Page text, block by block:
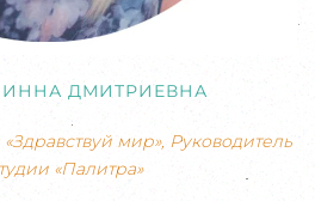
ИННА ДМИТРИЕВНА
мир», Руководитель
«Палитра»